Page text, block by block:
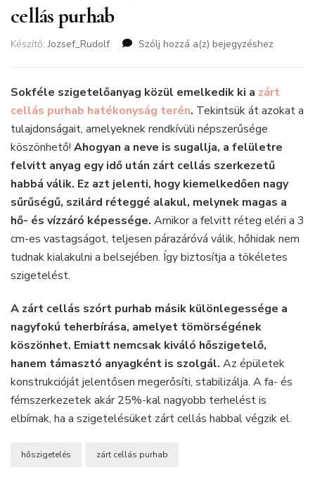
cellás purhab
Készítő:Jozsef_Rudolf Szólj hozzá a(z) Különleges
zárt
purhab
bejegyzéshez
Sokféle szigetelőanyag közül emelkedik ki a zárt
cellás purhab hatékonyság terén. Tekintsük át azokat a
tulajdonságait, amelyeknek rendkívüli népszerűsége
köszönhető! Ahogyan a neve is sugallja, a felületre
felvitt anyag egy idő után zárt cellás szerkezetű
habbá válik. Ez azt jelenti, hogy kiemelkedően nagy
sűrűségű, szilárd réteggé alakul, melynek magas a
hő- és vízzáró képessége. Amikor a felvitt réteg eléri a 3
cm-es vastagságot, teljesen párazáróvá válik, hőhidak nem
tudnak kialakulni a belsejében. Így biztosítja a tökéletes
szigetelést.
A zárt cellás szórt purhab másik különlegessége a
nagyfokú teherbírása, amelyet tömörségének
köszönhet. Emiatt nemcsak kiváló hőszigetelő,
hanem támasztó anyagként is szolgál. Az épületek
konstrukcióját jelentősen megerősíti, stabilizálja. A fa- és
fémszerkezetek akár 25%-kal nagyobb terhelést is
elbírnak, ha a szigetelésüket zárt cellás habbal végzik el.
hőszigetelés zárt cellás purhab